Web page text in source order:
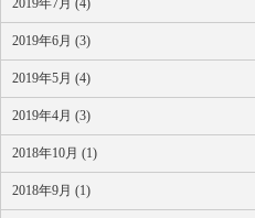
2019年6月 (3)
2019年5月 (4)
2019年4月 (3)
2018年10月 (1)
2018年9月 (1)